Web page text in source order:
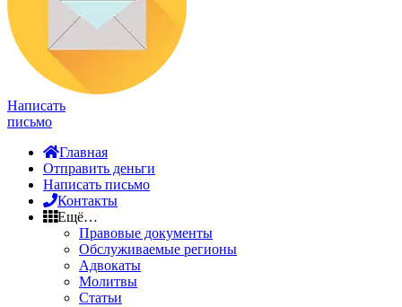
Написать
письмо
Главная
Отправить деньги
Написать письмо
Контакты
Ещё…
Правовые документы
Обслуживаемые регионы
Адвокаты
Молитвы
Статьи